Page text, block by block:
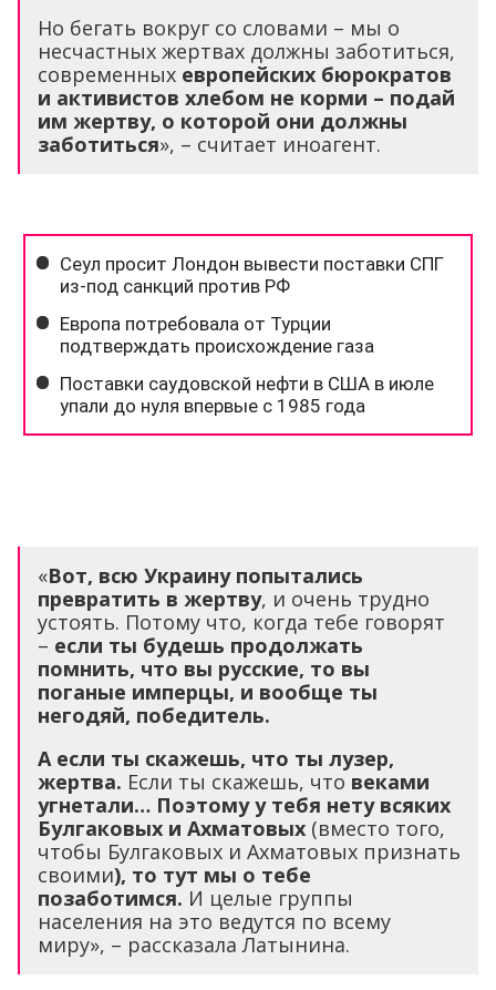
Но бегать вокруг со словами – мы о
несчастных жертвах должны заботиться,
современных европейских бюрократов
и активистов хлебом не корми – подай
им жертву, о которой они должны
заботиться», – считает иноагент.
«Вот, всю Украину попытались
превратить в жертву, и очень трудно
устоять. Потому что, когда тебе говорят
– если ты будешь продолжать
помнить, что вы русские, то вы
поганые имперцы, и вообще ты
негодяй, победитель.
А если ты скажешь, что ты лузер,
жертва. Если ты скажешь, что веками
угнетали… Поэтому у тебя нету всяких
Булгаковых и Ахматовых (вместо того,
чтобы Булгаковых и Ахматовых признать
своими), то тут мы о тебе
позаботимся. И целые группы
населения на это ведутся по всему
миру», – рассказала Латынина.